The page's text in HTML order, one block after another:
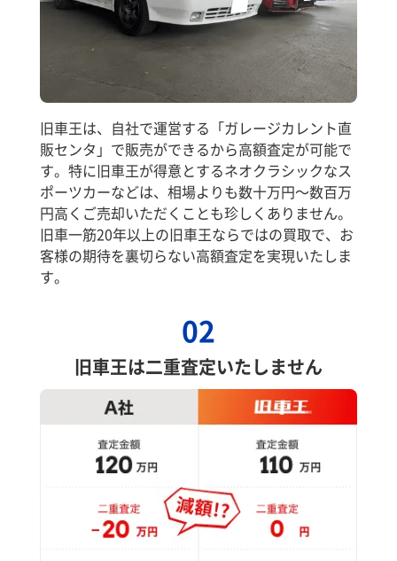
旧車王は、自社で運営する「ガレージカレント直
販センタ」で販売ができるから高額査定が可能で
す。特に旧車王が得意とするネオクラシックなス
ポーツカーなどは、相場よりも数十万円～数百万
円高くご売却いただくことも珍しくありません。
旧車一筋20年以上の旧車王ならではの買取で、お
客様の期待を裏切らない高額査定を実現いたしま
す。
02
旧車王は二重査定いたしません